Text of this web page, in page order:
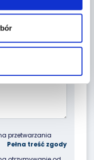
przetwarzania
osobowych przez